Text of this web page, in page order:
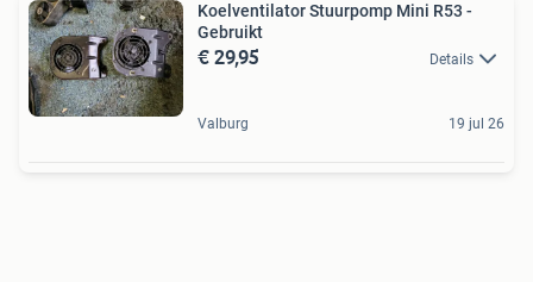
Koelventilator Stuurpomp Mini R53 -
Gebruikt
€ 29,95 Details
Valburg 19 jul 26